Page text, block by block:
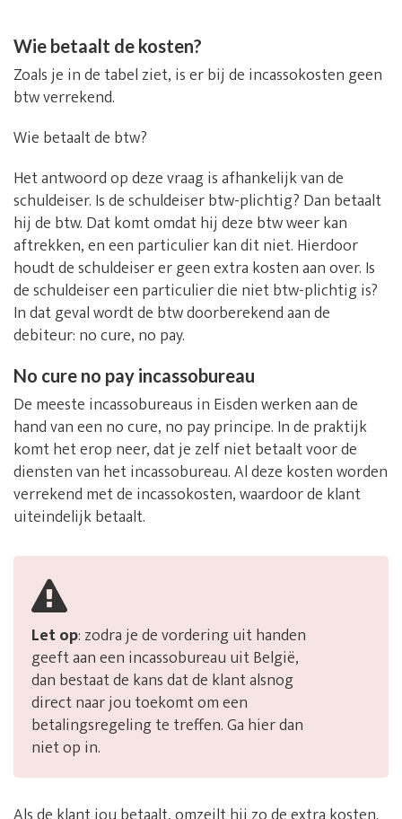
Wie betaalt de kosten?
Zoals je in de tabel ziet, is er bij de incassokosten geen
btw verrekend.
Wie betaalt de btw?
Het antwoord op deze vraag is afhankelijk van de
schuldeiser. Is de schuldeiser btw-plichtig? Dan betaalt
hij de btw. Dat komt omdat hij deze btw weer kan
aftrekken, en een particulier kan dit niet. Hierdoor
houdt de schuldeiser er geen extra kosten aan over. Is
de schuldeiser een particulier die niet btw-plichtig is?
In dat geval wordt de btw doorberekend aan de
debiteur: no cure, no pay.
No cure no pay incassobureau
De meeste incassobureaus in Eisden werken aan de
hand van een no cure, no pay principe. In de praktijk
komt het erop neer, dat je zelf niet betaalt voor de
diensten van het incassobureau. Al deze kosten worden
verrekend met de incassokosten, waardoor de klant
uiteindelijk betaalt.
Let op: zodra je de vordering uit handen
geeft aan een incassobureau uit België,
dan bestaat de kans dat de klant alsnog
direct naar jou toekomt om een
betalingsregeling te treffen. Ga hier dan
niet op in.